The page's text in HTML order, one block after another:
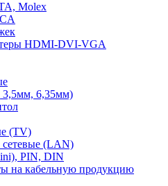
Molex
HDMI-DVI-VGA
3,5мм, 6,35мм)
(TV)
(LAN)
PIN, DIN
на кабельную продукцию